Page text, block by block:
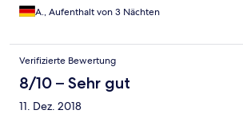
A., Aufenthalt von 3 Nächten
Verifizierte Bewertung
8/10 – Sehr gut
11. Dez. 2018